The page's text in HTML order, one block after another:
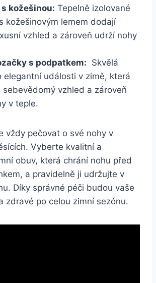
kožešinou: Tepelně izolované
kožešinovým lemem dodají​
vzhled a zároveň udrží nohy
s podpatkem: ‌ Skvělá
elegantní události v zimě, která​
sebevědomý vzhled a zároveň
v teple.
vždy ‌pečovat o své nohy v
Vyberte kvalitní a
obuv, která chrání nohu​ před
a pravidelně ji udržujte v
Díky správné péči​ budou vaše
zdravé ⁢po celou zimní​ sezónu.